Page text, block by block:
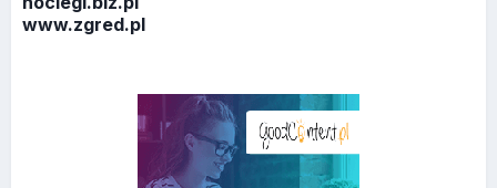
www.zgred.pl